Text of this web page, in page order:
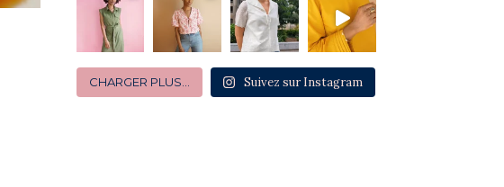
CHARGER PLUS… Suivez sur Instagram